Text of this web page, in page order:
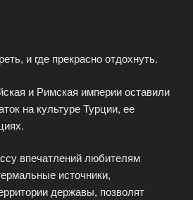
и где прекрасно отдохнуть.
и Римская империи оставили
на культуре Турции, ее
впечатлений любителям
источники,
державы, позволят